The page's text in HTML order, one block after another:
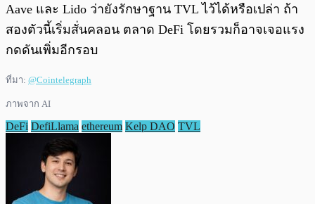
Aave และ Lido ว่ายังรักษาฐาน TVL ไว้ได้หรือเปล่า ถ้า
สองตัวนี้เริ่มสั่นคลอน ตลาด DeFi โดยรวมก็อาจเจอแรง
กดดันเพิ่มอีกรอบ
ที่มา: @Cointelegraph
ภาพจาก AI
DeFi DefiLlama ethereum Kelp DAO TVL